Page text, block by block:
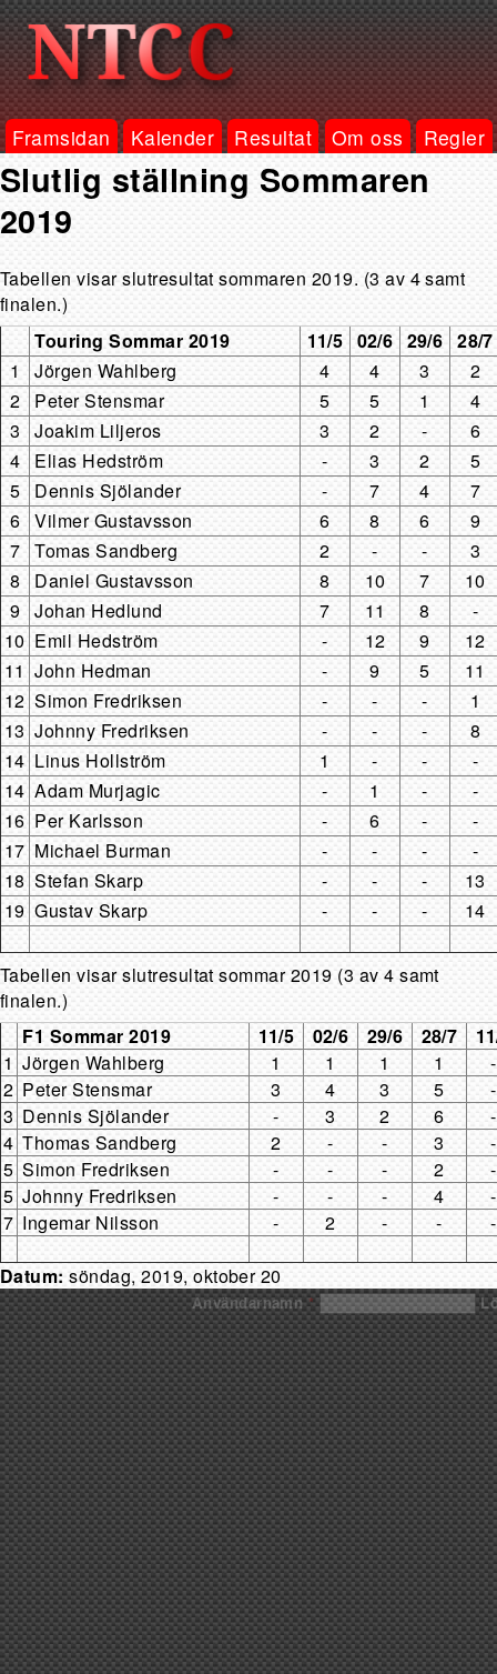
Framsidan Kalender Resultat Om oss Regler
Slutlig ställning Sommaren
2019
Tabellen visar slutresultat sommaren 2019. (3 av 4 samt
finalen.)
Touring Sommar 2019
11/5 02/6 29/6 28/7
1
Jörgen Wahlberg 4 4 3
2
2
Peter Stensmar 5 5 1
4
3
Joakim Liljeros 3 2 -
6
4
Elias Hedström - 3 2
5
5
Dennis Sjölander - 7 4
7
6 Vilmer Gustavsson 6 8 6
9
7 Tomas Sandberg 2 - -
3
8
Daniel Gustavsson 8 10 7
10
9 Johan Hedlund 7 11 8
-
10 Emil Hedström - 12 9
12
11 John Hedman - 9 5
11
12 Simon Fredriksen - - -
1
13 Johnny Fredriksen - - -
8
14 Linus Hollström 1 - -
-
14 Adam Murjagic - 1 -
-
16 Per Karlsson - 6 -
-
17 Michael Burman - - -
-
18 Stefan Skarp - - -
13
19 Gustav Skarp - - - 14
Tabellen visar slutresultat sommar 2019 (3 av 4 samt
finalen.)
F1 Sommar 2019
11/5 02/6 29/6 28/7
1 Jörgen Wahlberg 1 1 1 1
-
2 Peter Stensmar 3 4 3 5
-
3 Dennis Sjölander - 3 2 6
-
4 Thomas Sandberg 2 - - 3
-
5 Simon Fredriksen - - - 2
-
5 Johnny Fredriksen - - - 4
-
7 Ingemar Nilsson - 2 - - -
Datum:söndag, 2019, oktober 20
Användarnamn*